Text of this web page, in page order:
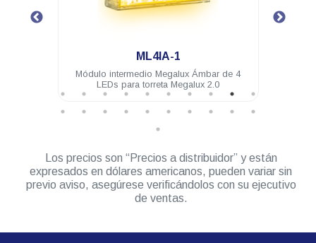
ML4IA-1
Módulo intermedio Megalux Ámbar de 4
LEDs para torreta Megalux 2.0
Los precios son “Precios a distribuidor” y están
expresados en dólares americanos, pueden variar sin
previo aviso, asegúrese verificándolos con su ejecutivo
de ventas.